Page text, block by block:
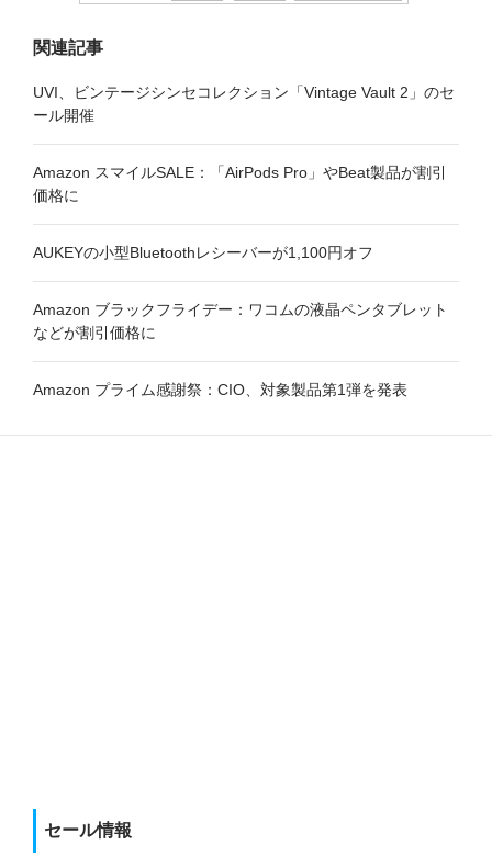
関連記事
UVI、ビンテージシンセコレクション「Vintage Vault 2」のセ
ール開催
Amazon スマイルSALE：「AirPods Pro」やBeat製品が割引
価格に
AUKEYの小型Bluetoothレシーバーが1,100円オフ
Amazon ブラックフライデー：ワコムの液晶ペンタブレット
などが割引価格に
Amazon プライム感謝祭：CIO、対象製品第1弾を発表
セール情報